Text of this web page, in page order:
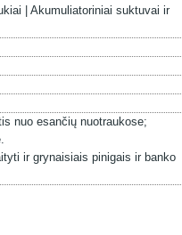
| Akumuliatoriniai suktuvai ir
nuo esančių nuotraukose;
ir grynaisiais pinigais ir banko